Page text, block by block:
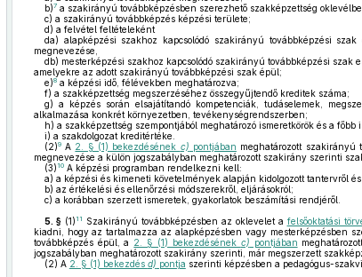
b)7a szakirányú továbbképzésben szerezhető szakképzettség
c) a szakirányú továbbképzés képzési területe;
d) a felvétel feltételeként
da) alapképzési szakhoz kapcsolódó szakirányú továbbképzési
megnevezése,
db) mesterképzési szakhoz kapcsolódó szakirányú továbbképzési szak
amelyekre az adott szakirányú továbbképzési szak épül;
e)8a képzési idő, félévekben meghatározva;
f) a szakképzettség megszerzéséhez összegyűjtendő kreditek száma;
g) a képzés során elsajátítandó kompetenciák, tudáselemek,
alkalmazása konkrét környezetben, tevékenységrendszerben;
h) a szakképzettség szempontjából meghatározó ismeretkörök és a
i) a szakdolgozat kreditértéke.
(2)9A 2. § (1) bekezdésének c) pontjában meghatározott szakirányú
megnevezése a külön jogszabályban meghatározott szakirány szerinti
(3) 10A képzési programban rendelkezni kell:
a) a képzési és kimeneti követelmények alapján kidolgozott tantervről
b) az értékelési és ellenőrzési módszerekről, eljárásokról;
c) a korábban szerzett ismeretek, gyakorlatok beszámítási rendjéről.
5. §(1) 11 Szakirányú továbbképzésben az oklevelet a felsőoktatási
kiadni, hogy az tartalmazza az alapképzésben vagy mesterképzésben
továbbképzés épül, a 2. § (1) bekezdésének c) pontjában
jogszabályban meghatározott szakirány szerinti, már megszerzett
(2) A 2. § (1) bekezdés d) pontja szerinti képzésben a pedagógus-